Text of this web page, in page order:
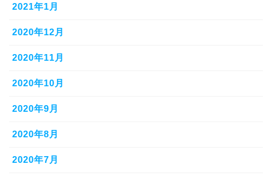
2021年1月
2020年12月
2020年11月
2020年10月
2020年9月
2020年8月
2020年7月